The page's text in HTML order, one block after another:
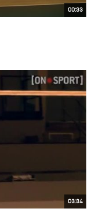
00:33
03:34